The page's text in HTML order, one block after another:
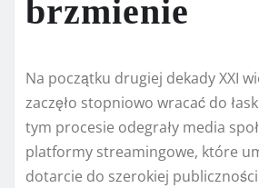
brzmienie
Na początku drugiej dekady XXI
zaczęło stopniowo wracać do
tym procesie odegrały media
platformy streamingowe, które
dotarcie do szerokiej